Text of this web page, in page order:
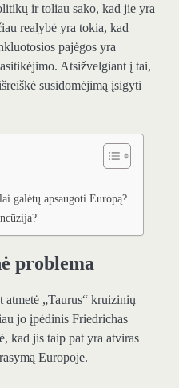
ir toliau sako, kad jie yra
realybė yra tokia, kad
pajėgos yra
Atsižvelgiant į tai,
susidomėjimą įsigyti
galėtų apsaugoti Europą?
problema
„Taurus“ kruizinių
jo įpėdinis Friedrichas
kad jis taip pat yra atviras
Europoje.